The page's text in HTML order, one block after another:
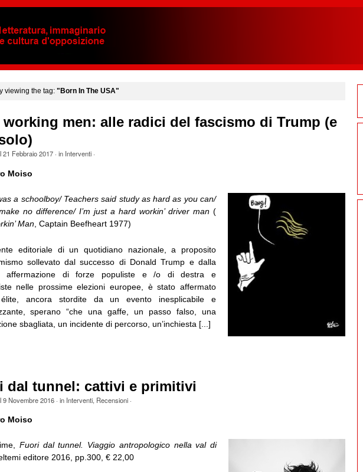
viewing the tag: "Born In The USA"
working men: alle radici del fascismo di Trump (e
21 Febbraio 2017· in Interventi·
Moiso
a schoolboy/ Teachers said study as hard as you can/
no difference/ I’m just a hard workin’ driver man (
Man, Captain Beefheart 1977)
editoriale di un quotidiano nazionale, a proposito
sollevato dal successo di Donald Trump e dalla
affermazione di forze populiste e /o di destra e
nelle prossime elezioni europee, è stato affermato
ancora stordite da un evento inesplicabile e
sperano “che una gaffe, un passo falso, una
sbagliata, un incidente di percorso, un’inchiesta [...]
dal tunnel: cattivi e primitivi
9 Novembre 2016· in Interventi, Recensioni·
Moiso
Fuori dal tunnel. Viaggio antropologico nella val di
editore 2016, pp.300, € 22,00